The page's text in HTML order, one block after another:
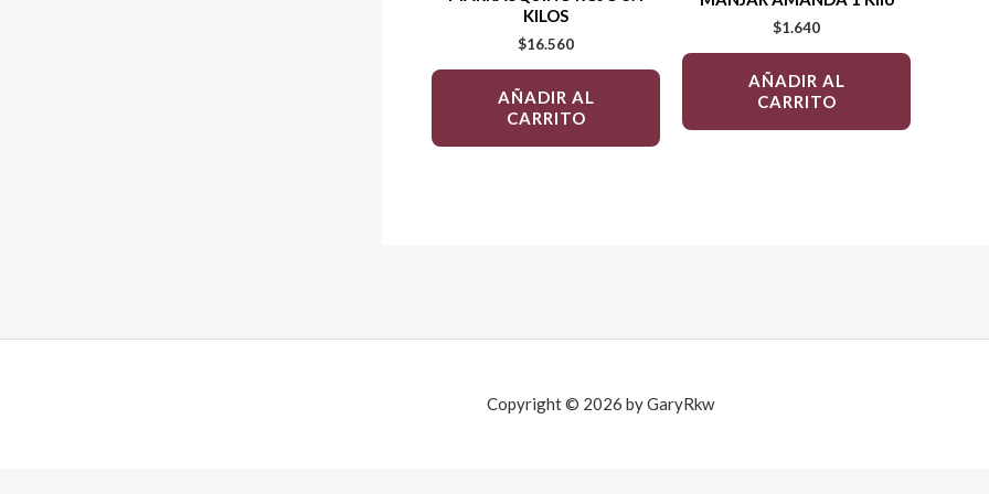
KILOS
$16.560
AÑADIR AL
CARRITO
$1.640
AÑADIR AL
CARRITO
Copyright © 2026 by GaryRkw